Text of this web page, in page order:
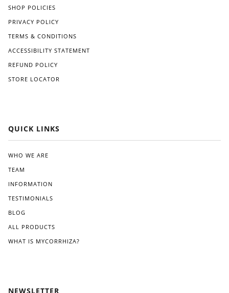
SHOP POLICIES
PRIVACY POLICY
TERMS & CONDITIONS
ACCESSIBILITY STATEMENT
REFUND POLICY
STORE LOCATOR
QUICK LINKS
WHO WE ARE
TEAM
INFORMATION
TESTIMONIALS
BLOG
ALL PRODUCTS
WHAT IS MYCORRHIZA?
NEWSLETTER